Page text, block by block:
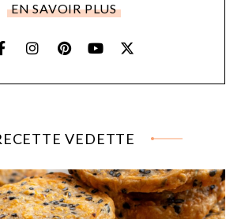
EN SAVOIR PLUS
VEDETTE